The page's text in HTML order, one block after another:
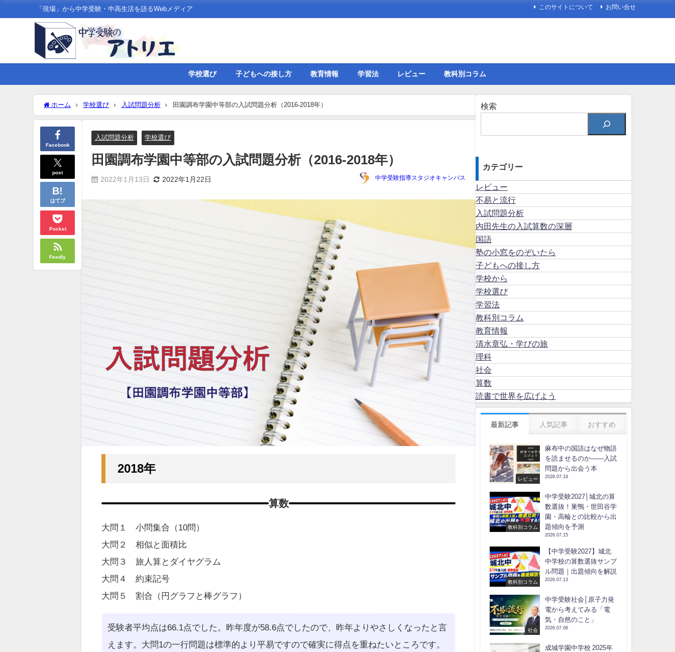
「現場」から中学受験・中高生活を語るWebメディア このサイトについて お問い合せ
学校選び 子どもへの接し方 教育情報 学習法 レビュー 教科別コラム
ホーム 学校選び 入試問題分析 田園調布学園中等部の入試問題分析（2016-2018年）
Facebook
post
はてブ
Pocket
Feedly
入試問題分析 学校選び
田園調布学園中等部の入試問題分析（2016-2018年）
2022年1月13日 2022年1月22日 中学受験指導スタジオキャンパス
2018年
算数
大問１ 小問集合（10問）
大問２ 相似と面積比
大問３ 旅人算とダイヤグラム
大問４ 約束記号
大問５ 割合（円グラフと棒グラフ）
受験者平均点は66.1点でした。昨年度が58.6点でしたので、昨年よりやさしくなったと言
えます。大問1の一行問題は標準的より平易ですので確実に得点を重ねたいところです。
検索
カテゴリー
レビュー
不易と流行
入試問題分析
内田先生の入試算数の深層
国語
塾の小窓をのぞいたら
子どもへの接し方
学校から
学校選び
学習法
教科別コラム
教育情報
清水章弘・学びの旅
理科
社会
算数
読書で世界を広げよう
最新記事 人気記事 おすすめ
レビュー
麻布中の国語はなぜ物語
を読ませるのか――入試
問題から出会う本
2026.07.19
教科別コラム
中学受験2027│城北の算
数選抜！巣鴨・世田谷学
園・高輪との比較から出
題傾向を予測
2026.07.15
教科別コラム
【中学受験2027】城北
中学校の算数選抜サンプ
ル問題｜出題傾向を解説
2026.07.13
社会
中学受験社会│原子力発
電から考えてみる「電
気・自然のこと」
2026.07.06
成城学園中学校 2025年